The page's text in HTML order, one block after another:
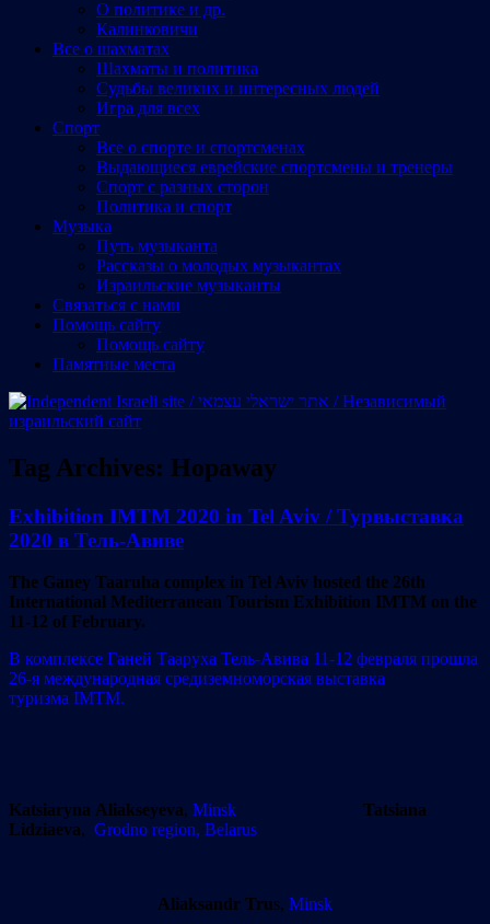
О политике и др.
Калинковичи
Все о шахматах
Шахматы и политика
Судьбы великих и интересных людей
Игра для всех
Спорт
Все о спорте и спортсменах
Выдающиеся еврейские спортсмены и тренеры
Спорт с разных сторон
Политика и спорт
Музыка
Путь музыканта
Рассказы о молодых музыкантах
Израильские музыканты
Cвязаться с нами
Помощь сайту
Помощь сайту
Памятные места
Tag Archives: Hopaway
Exhibition IMTM 2020 in Tel Aviv / Турвыставка
2020 в Тель-Авиве
The Ganey Taaruha complex in Tel Aviv hosted the 26th
International Mediterranean Tourism Exhibition IMTM on the
11-12 of February.
В комплексе Ганей Тааруха Тель-Авива 11-12 февраля прошла
26-я международная средиземноморская выставка
туризма IMTM.
Katsiaryna Aliakseyeva, Minsk
Tatsiana
Lidziaeva, Grodno region, Belarus
Aliaksandr Trus, Minsk